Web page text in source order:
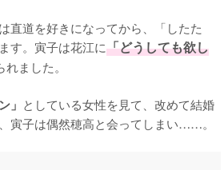
直道を好きになってから、「したた
す。寅子は花江に「どうしても欲し
ました。
」 としている女性を見て、改めて結婚
寅子は偶然穂高と会ってしまい……。